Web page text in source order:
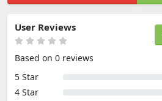
User Reviews
Based on 0 reviews
5 Star
4 Star